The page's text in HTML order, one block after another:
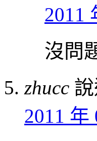
2011
沒問
zhucc 說
2011 年